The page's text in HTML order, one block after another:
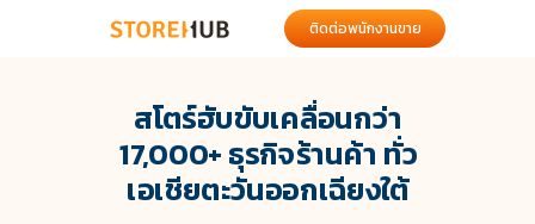
สโตร์ฮับขับเคลื่อนกว่า
17,000+ ธุรกิจร้านค้า ทั่ว
เอเชียตะวันออกเฉียงใต้
ติดต่อพนักงานขาย